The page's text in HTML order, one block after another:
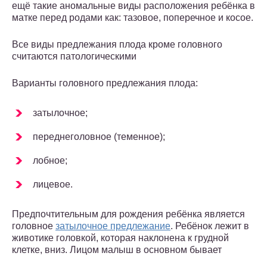
ещё такие аномальные виды расположения ребёнка в
матке перед родами как: тазовое, поперечное и косое.
Все виды предлежания плода кроме головного
считаются патологическими
Варианты головного предлежания плода:
затылочное;
переднеголовное (теменное);
лобное;
лицевое.
Предпочтительным для рождения ребёнка является
головное затылочное предлежание. Ребёнок лежит в
животике головкой, которая наклонена к грудной
клетке, вниз. Лицом малыш в основном бывает